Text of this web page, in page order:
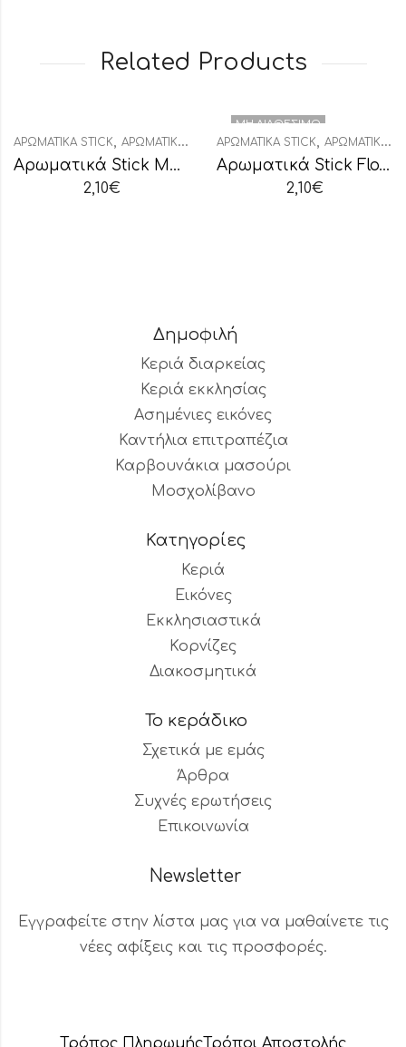
Related Products
ΑΡΩΜΑΤΙΚΆ STICK, ΑΡΩΜΑΤΙΚΆ ΧΏΡΟΥ ,ΔΙΑΚΟΣΜΗΤΙΚΆ
Αρωματικά Stick Μάνγκο-Παπάγια
2,10€
ΜΗ ΔΙΑΘΈΣΙΜΟ
ΑΡΩΜΑΤΙΚΆ STICK, ΑΡΩΜΑΤΙΚΆ ΧΏΡΟΥ
Αρωματικά Stick Flower Dream
2,10€
Δημοφιλή
Κεριά διαρκείας
Κεριά εκκλησίας
Ασημένιες εικόνες
Καντήλια επιτραπέζια
Καρβουνάκια μασούρι
Μοσχολίβανο
Κατηγορίες
Κεριά
Εικόνες
Εκκλησιαστικά
Κορνίζες
Διακοσμητικά
Το κεράδικο
Σχετικά με εμάς
Άρθρα
Συχνές ερωτήσεις
Επικοινωνία
Newsletter
Εγγραφείτε στην λίστα μας για να μαθαίνετε τις
νέες αφίξεις και τις προσφορές.
Τρόπος ΠληρωμήςΤρόποι Αποστολής